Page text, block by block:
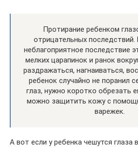
Протирание ребенком
отрицательных последствий.
неблагоприятное последствие
мелких царапинок и ранок
раздражаться, нагнаиваться,
ребенок случайно не поранил
глаз, нужно коротко обрезать
можно защитить кожу с
варежек.
А вот если у ребенка чешутся